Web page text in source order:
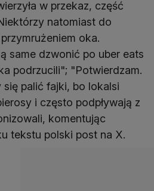
w przekaz, część
natomiast do
oka.
same dzwonić po uber eats
podrzucili"; "Potwierdzam.
się palić fajki, bo lokalsi
i często podpływają z
komentując
tekstu polski post na X.